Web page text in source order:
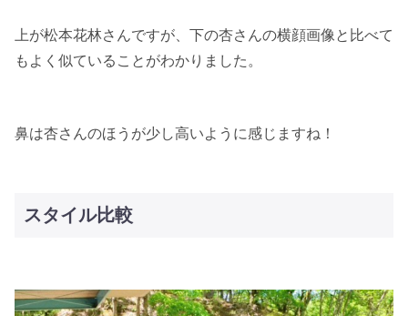
上が松本花林さんですが、下の杏さんの横顔画像と比べて
もよく似ていることがわかりました。
鼻は杏さんのほうが少し高いように感じますね！
スタイル比較